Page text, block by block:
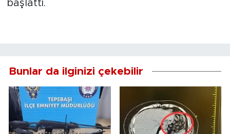
başlattı.
Bunlar da ilginizi çekebilir